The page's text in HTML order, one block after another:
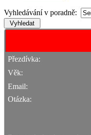
Vyhledávání v poradně:
Přezdívka:
Věk:
Email:
Otázka: